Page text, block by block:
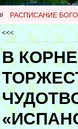
РАСПИСАНИЕ
<<<
В